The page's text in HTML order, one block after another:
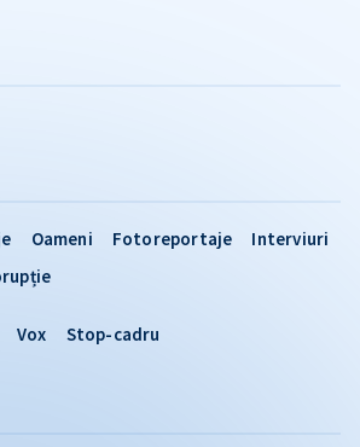
Oameni Fotoreportaje
Interviuri
Vox Stop-cadru